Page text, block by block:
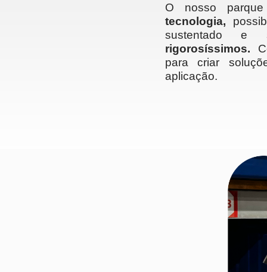
O nosso
tecnologia,
sustentado
rigorosíssimos.
para criar
aplicação.